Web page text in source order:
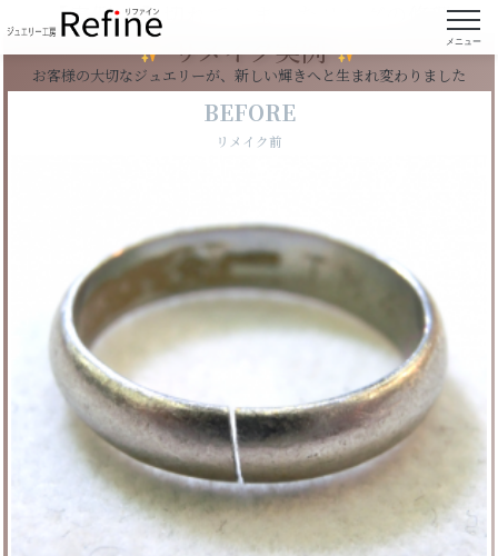
メニュー
【実例158】切れてしまったリングの修理
リメイク実例
お客様の大切なジュエリーが、新しい輝きへと生まれ変わりました
BEFORE
リメイク前